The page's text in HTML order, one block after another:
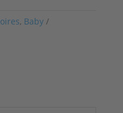
, Baby